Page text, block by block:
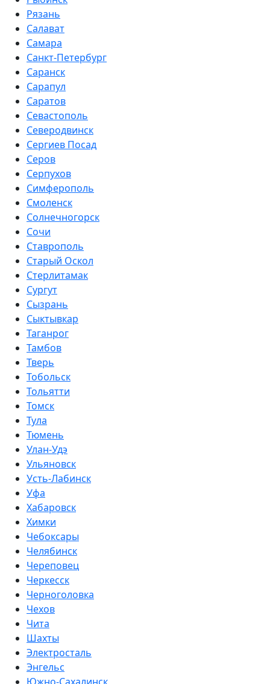
Рязань
Салават
Самара
Санкт-Петербург
Саранск
Сарапул
Саратов
Севастополь
Северодвинск
Сергиев Посад
Серов
Серпухов
Симферополь
Смоленск
Солнечногорск
Сочи
Ставрополь
Старый Оскол
Стерлитамак
Сургут
Сызрань
Сыктывкар
Таганрог
Тамбов
Тверь
Тобольск
Тольятти
Томск
Тула
Тюмень
Улан-Удэ
Ульяновск
Усть-Лабинск
Уфа
Хабаровск
Химки
Чебоксары
Челябинск
Череповец
Черкесск
Черноголовка
Чехов
Чита
Шахты
Электросталь
Энгельс